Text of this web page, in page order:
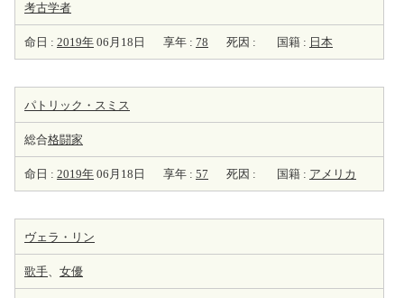
考古学者
命日 : 2019年 06月18日 享年 : 78 死因 : 国籍 : 日本
パトリック・スミス
総合格闘家
命日 : 2019年 06月18日 享年 : 57 死因 : 国籍 : アメリカ
ヴェラ・リン
歌手、 女優